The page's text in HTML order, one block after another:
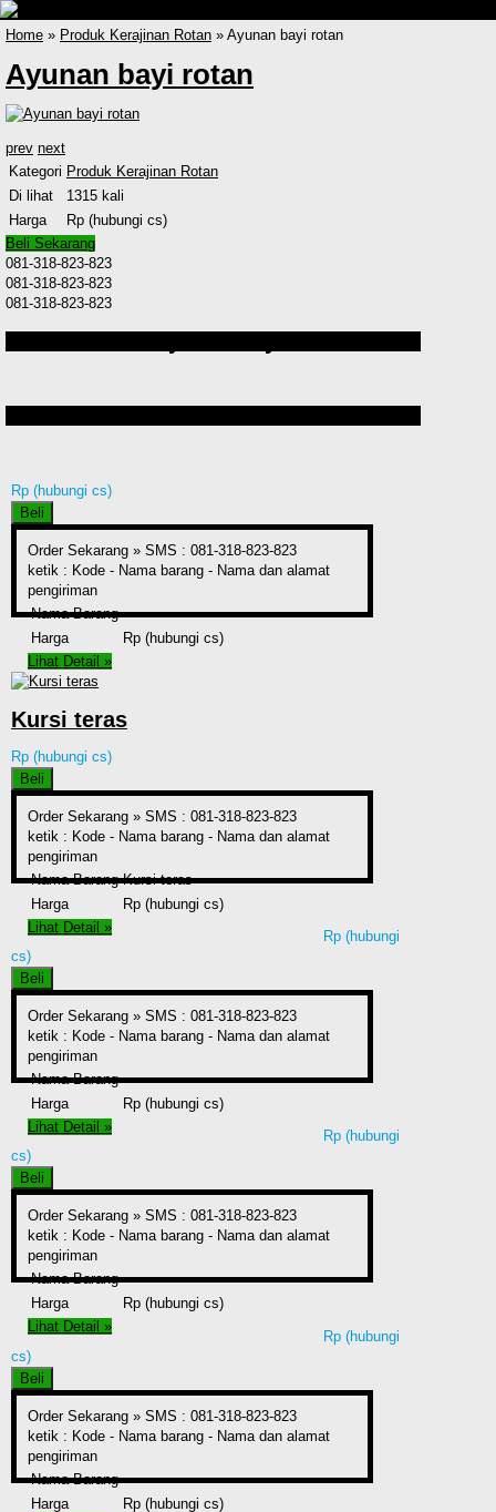
Home » Produk Kerajinan Rotan » Ayunan bayi rotan
Ayunan bayi rotan
prev next
Kategori Produk Kerajinan Rotan
Di lihat
1315 kali
Harga
Rp (hubungi cs)
Beli Sekarang
081-318-823-823
081-318-823-823
081-318-823-823
Rp (hubungi cs)
Beli
Order Sekarang » SMS : 081-318-823-823
ketik : Kode - Nama barang - Nama dan alamat
pengiriman
Nama Barang
Harga
Rp (hubungi cs)
Lihat Detail »
Kursi teras
Rp (hubungi cs)
Beli
Order Sekarang » SMS : 081-318-823-823
ketik : Kode - Nama barang - Nama dan alamat
pengiriman
Nama Barang Kursi teras
Harga
Rp (hubungi cs)
Lihat Detail »
Rp (hubungi
cs)
Beli
Order Sekarang » SMS : 081-318-823-823
ketik : Kode - Nama barang - Nama dan alamat
pengiriman
Nama Barang
Harga
Rp (hubungi cs)
Lihat Detail »
Rp (hubungi
cs)
Beli
Order Sekarang » SMS : 081-318-823-823
ketik : Kode - Nama barang - Nama dan alamat
pengiriman
Nama Barang
Harga
Rp (hubungi cs)
Lihat Detail »
Rp (hubungi
cs)
Beli
Order Sekarang » SMS : 081-318-823-823
ketik : Kode - Nama barang - Nama dan alamat
pengiriman
Nama Barang
Harga
Rp (hubungi cs)